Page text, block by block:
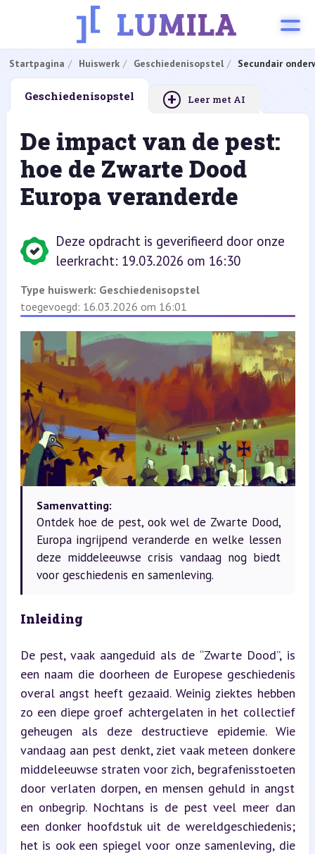
Startpagina Huiswerk Geschiedenisopstel Secundair
Geschiedenisopstel + Leer met AI
De impact van de pest:
hoe de Zwarte Dood
Europa veranderde
Deze opdracht is geverifieerd door onze
leerkracht: 19.03.2026 om 16:30
Type huiswerk: Geschiedenisopstel
toegevoegd: 16.03.2026 om 16:01
Samenvatting:
Ontdek hoe de pest, ook wel de Zwarte Dood,
Europa ingrijpend veranderde en welke lessen
deze middeleeuwse crisis vandaag nog biedt
voor geschiedenis en samenleving.
Inleiding
De pest, vaak aangeduid als de “Zwarte Dood”, is
een naam die doorheen de Europese geschiedenis
overal angst heeft gezaaid. Weinig ziektes hebben
zo een diepe groef achtergelaten in het collectief
geheugen als deze destructieve epidemie. Wie
vandaag aan pest denkt, ziet vaak meteen donkere
middeleeuwse straten voor zich, begrafenisstoeten
door verlaten dorpen, en mensen gehuld in angst
en onbegrip. Nochtans is de pest veel meer dan
een donker hoofdstuk uit de wereldgeschiedenis;
het is ook een spiegel voor onze samenleving, die